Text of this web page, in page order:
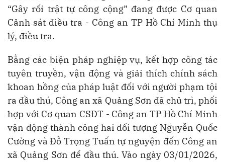
“Gây rối trật tự công cộng” đang được Cơ quan
Cảnh sát điều tra - Công an TP Hồ Chí Minh thụ
lý, điều tra.
Bằng các biện pháp nghiệp vụ, kết hợp công tác
tuyên truyền, vận động và giải thích chính sách
khoan hồng của pháp luật đối với người phạm tội
ra đầu thú, Công an xã Quảng Sơn đã chủ trì, phối
hợp với Cơ quan CSĐT - Công an TP Hồ Chí Minh
vận động thành công hai đối tượng Nguyễn Quốc
Cường và Đỗ Trọng Tuấn tự nguyện đến Công an
xã Quảng Sơn để đầu thú. Vào ngày 03/01/2026,